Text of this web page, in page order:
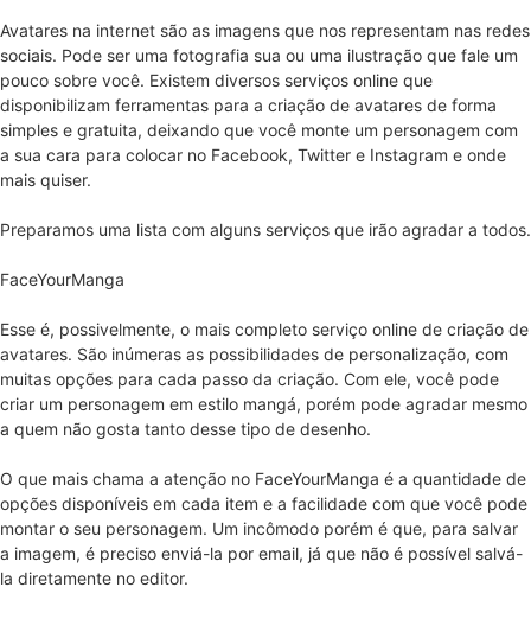
Avatares na internet são as imagens que nos representam nas redes
sociais. Pode ser uma fotografia sua ou uma ilustração que fale um
pouco sobre você. Existem diversos serviços online que
disponibilizam ferramentas para a criação de avatares de forma
simples e gratuita, deixando que você monte um personagem com
a sua cara para colocar no Facebook, Twitter e Instagram e onde
mais quiser.
Preparamos uma lista com alguns serviços que irão agradar a todos.
FaceYourManga
Esse é, possivelmente, o mais completo serviço online de criação de
avatares. São inúmeras as possibilidades de personalização, com
muitas opções para cada passo da criação. Com ele, você pode
criar um personagem em estilo mangá, porém pode agradar mesmo
a quem não gosta tanto desse tipo de desenho.
O que mais chama a atenção no FaceYourManga é a quantidade de
opções disponíveis em cada item e a facilidade com que você pode
montar o seu personagem. Um incômodo porém é que, para salvar
a imagem, é preciso enviá-la por email, já que não é possível salvá-
la diretamente no editor.